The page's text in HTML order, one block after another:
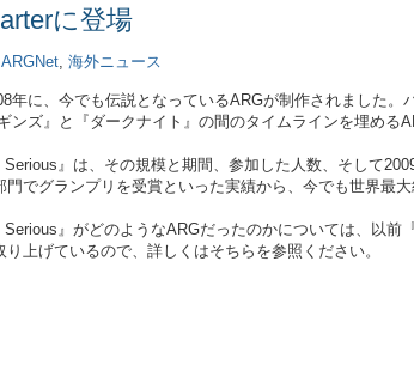
に登場
ARGNet 海外ニュース
年に、今でも伝説となっているARGが制作されました。
ンズ』と『ダークナイト』の間のタイムラインを埋める
Serious』は、その規模と期間、参加した人数、そして
門でグランプリを受賞といった実績から、今でも世界最
Serious』がどのようなARGだったのかについては、以前
り上げているので、詳しくはそちらを参照ください。